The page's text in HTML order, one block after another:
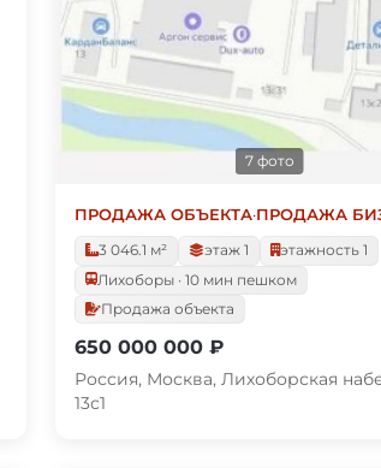
7 фото
ПРОДАЖА ОБЪЕКТА·ПРОДАЖА
3 046.1 м²
этаж 1
этажность 1
Лихоборы · 10 мин пешком
Продажа объекта
650 000 000 ₽
Россия, Москва, Лихоборская
13с1